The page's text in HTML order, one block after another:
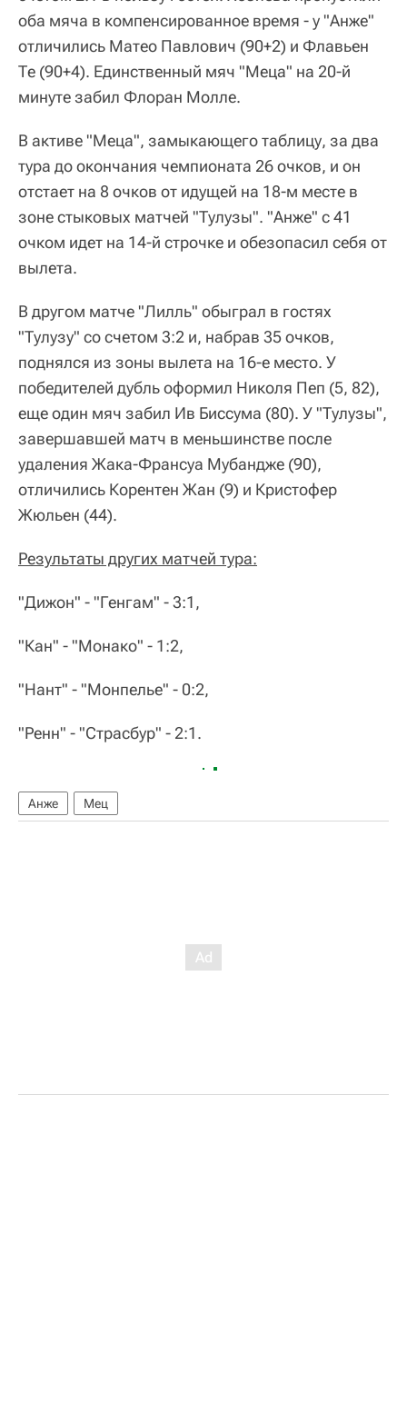
оба мяча в компенсированное время - у "Анже"
отличились Матео Павлович (90+2) и Флавьен
Те (90+4). Единственный мяч "Меца" на 20-й
минуте забил Флоран Молле.
В активе "Меца", замыкающего таблицу, за два
тура до окончания чемпионата 26 очков, и он
отстает на 8 очков от идущей на 18-м месте в
зоне стыковых матчей "Тулузы". "Анже" с 41
очком идет на 14-й строчке и обезопасил себя от
вылета.
В другом матче "Лилль" обыграл в гостях
"Тулузу" со счетом 3:2 и, набрав 35 очков,
поднялся из зоны вылета на 16-е место. У
победителей дубль оформил Николя Пеп (5, 82),
еще один мяч забил Ив Биссума (80). У "Тулузы",
завершавшей матч в меньшинстве после
удаления Жака-Франсуа Мубандже (90),
отличились Корентен Жан (9) и Кристофер
Жюльен (44).
Результаты других матчей тура:
"Дижон" - "Генгам" - 3:1,
"Кан" - "Монако" - 1:2,
"Нант" - "Монпелье" - 0:2,
"Ренн" - "Страсбур" - 2:1.
Анже Мец